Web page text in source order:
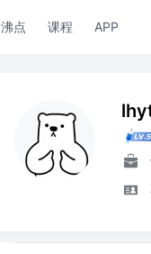
沸点 课程 APP